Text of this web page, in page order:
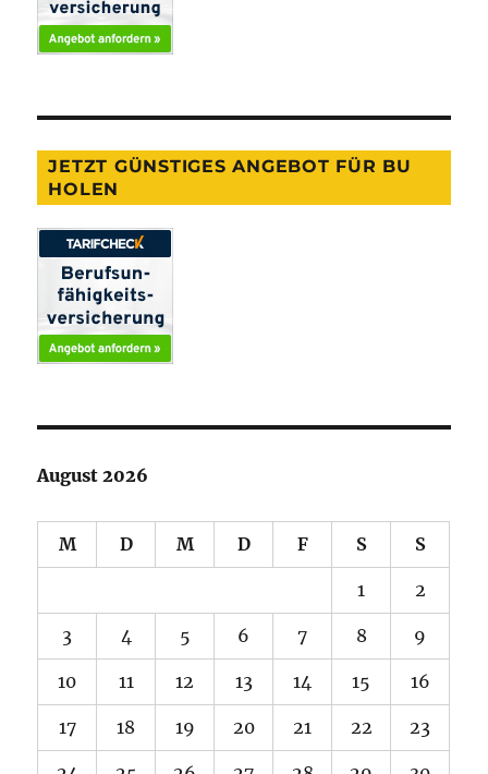
JETZT GÜNSTIGES ANGEBOT FÜR BU
HOLEN
August 2026
M D M D F S S
1 2
3 4 5 6 7 8 9
10 11 12 13 14 15 16
17 18 19 20 21 22 23